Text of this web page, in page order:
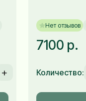
+
Нет отзывов
7100 р.
Количество: